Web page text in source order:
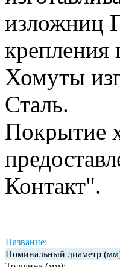
изложниц
крепления
Хомуты
Сталь.
Покрытие
Контакт".
Название:
Номинальный диаметр